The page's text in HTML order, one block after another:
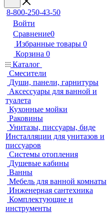
8-800-250-43-50
Войти
Сравнение0
Избранные товары 0
Корзина 0
Каталог
Смесители
Души, панели, гарнитуры
Аксессуары для ванной и
туалета
Кухонные мойки
Раковины
Унитазы, писсуары, биде
Инсталляции для унитазов и
писсуаров
Системы отопления
Душевые кабины
Ванны
Мебель для ванной комнаты
Инженерная сантехника
Комплектующие и
инструменты